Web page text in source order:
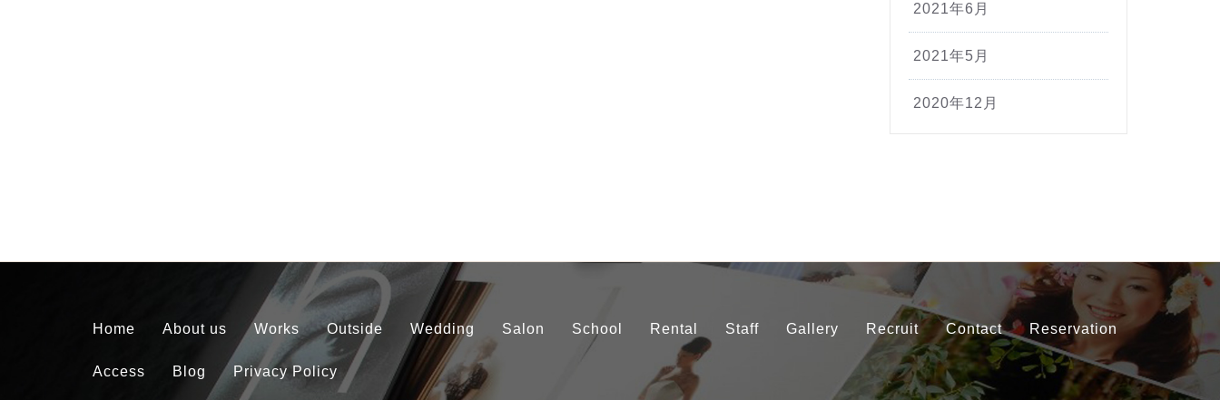
2021年6月
2021年5月
2020年12月
Home About us Works Outside Wedding Salon School Rental Staff Gallery Recruit Contact Reservation
Access Blog Privacy Policy